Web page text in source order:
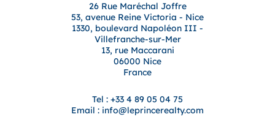
26 Rue Maréchal Joffre
53, avenue Reine Victoria - Nice
1330, boulevard Napoléon III -
Villefranche-sur-Mer
13, rue Maccarani
06000 Nice
France
Tel : +33 4 89 05 04 75
Email : info@leprincerealty.com